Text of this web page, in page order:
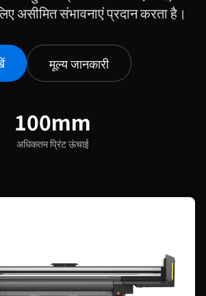
असीमित संभावनाएं प्रदान करता है।
मूल्य जानकारी
100mm
अधिकतम प्रिंट ऊंचाई